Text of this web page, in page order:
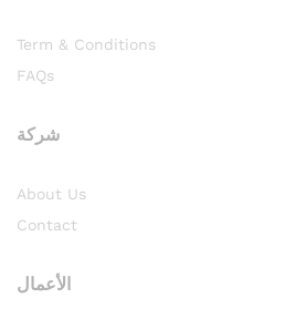
Term & Conditions
FAQs
شركة
About Us
Contact
الأعمال